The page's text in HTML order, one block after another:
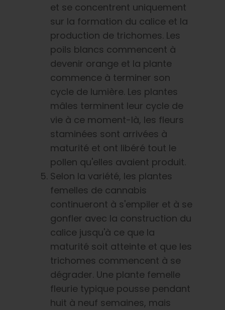
et se concentrent uniquement
sur la formation du calice et la
production de trichomes. Les
poils blancs commencent à
devenir orange et la plante
commence à terminer son
cycle de lumière. Les plantes
mâles terminent leur cycle de
vie à ce moment-là, les fleurs
staminées sont arrivées à
maturité et ont libéré tout le
pollen qu'elles avaient produit.
Selon la variété, les plantes
femelles de cannabis
continueront à s'empiler et à se
gonfler avec la construction du
calice jusqu'à ce que la
maturité soit atteinte et que les
trichomes commencent à se
dégrader. Une plante femelle
fleurie typique pousse pendant
huit à neuf semaines, mais